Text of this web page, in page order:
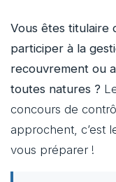
Vous êtes titulaire
participer à la
recouvrement ou
toutes natures ?
concours de
approchent, c’est
vous préparer !